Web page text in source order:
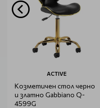
ACTIVE
Козметичен стол черно
и златно Gabbiano Q-
4599G